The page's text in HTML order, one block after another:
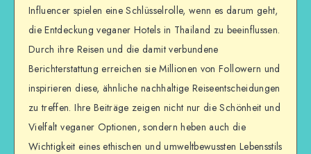
Influencer spielen eine Schlüsselrolle, wenn es darum geht,
die Entdeckung veganer Hotels in Thailand zu beeinflussen.
Durch ihre Reisen und die damit verbundene
Berichterstattung erreichen sie Millionen von Followern und
inspirieren diese, ähnliche nachhaltige Reiseentscheidungen
zu treffen. Ihre Beiträge zeigen nicht nur die Schönheit und
Vielfalt veganer Optionen, sondern heben auch die
Wichtigkeit eines ethischen und umweltbewussten Lebensstils